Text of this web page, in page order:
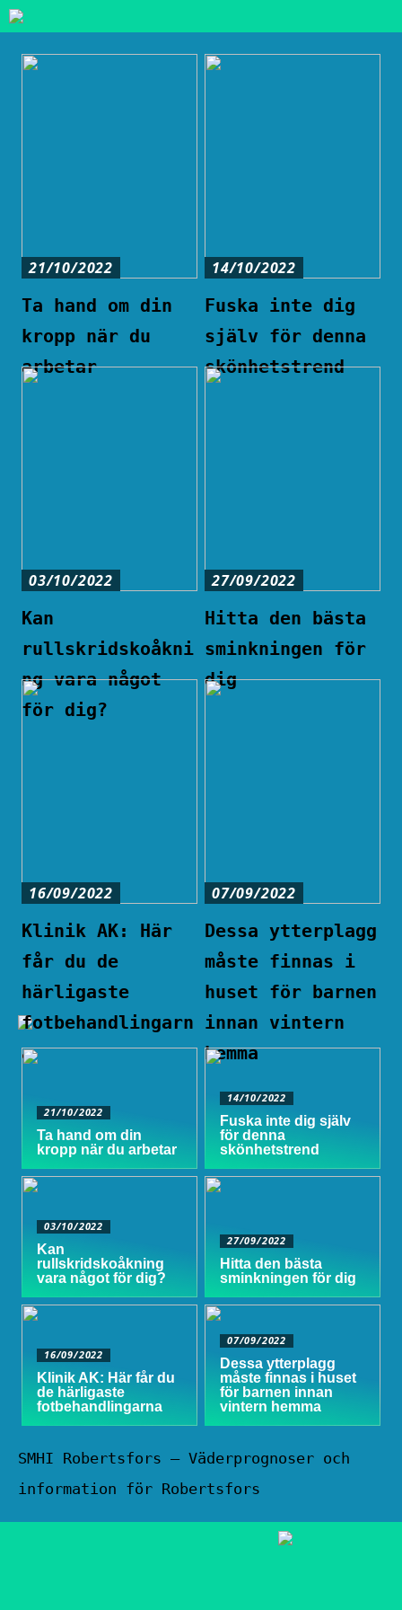
21/10/2022
Ta hand om din
kropp när du
arbetar
14/10/2022
Fuska inte dig
själv för denna
skönhetstrend
03/10/2022
Kan
rullskridskoåkni
ng vara något
för dig?
27/09/2022
Hitta den bästa
sminkningen för
dig
16/09/2022
Klinik AK: Här
får du de
härligaste
fotbehandlingarn
a
07/09/2022
Dessa ytterplagg
måste finnas i
huset för barnen
innan vintern
hemma
21/10/2022
Ta hand om din
kropp när du arbetar
14/10/2022
Fuska inte dig själv
för denna
skönhetstrend
03/10/2022
Kan
rullskridskoåkning
vara något för dig?
27/09/2022
Hitta den bästa
sminkningen för dig
16/09/2022
Klinik AK: Här får du
de härligaste
fotbehandlingarna
07/09/2022
Dessa ytterplagg
måste finnas i huset
för barnen innan
vintern hemma
SMHI Robertsfors – Väderprognoser och
information för Robertsfors